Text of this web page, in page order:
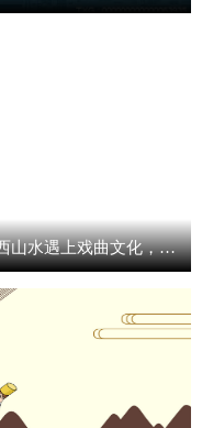
“古韵国风，山水有戏”海报来袭！广西山水遇上戏曲文化，创意解锁全新国风美学